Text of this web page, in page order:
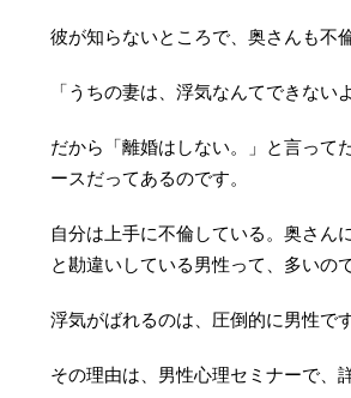
彼が知らないところで、奥さんも不
「うちの妻は、浮気なんてできな
だから「離婚はしない。」と言って
ースだってあるのです。
自分は上手に不倫している。奥さん
と勘違いしている男性って、多いので
浮気がばれるのは、圧倒的に男性で
その理由は、男性心理セミナーで、